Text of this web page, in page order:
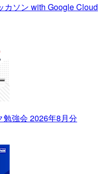
カソン with Google Cloud
勉強会 2026年8月分